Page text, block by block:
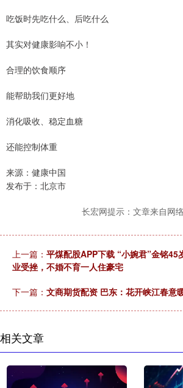
吃饭时先吃什么、后吃什么
其实对健康影响不小！
合理的饮食顺序
能帮助我们更好地
消化吸收、稳定血糖
还能控制体重
来源：健康中国
发布于：北京市
长宏网提示：文章来自网
上一篇： 平煤配股APP下载 “小婉君”金铭45
业受挫，不婚不育一人住豪宅
下一篇： 文商期货配资 巴东：花开峡江春意
相关文章